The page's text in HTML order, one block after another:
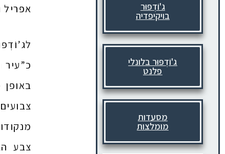
אפריל
צבע
ג'וֹדְפּוּר
בויקיפדיה
ג'וֹדְפּוּר בלונלי
פלנט
מסעדות
מומלצות